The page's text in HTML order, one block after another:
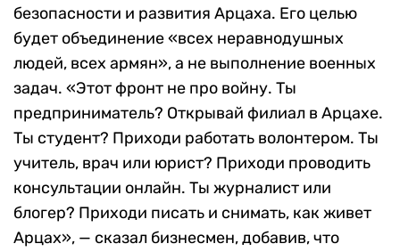
безопасности и развития Арцаха. Его целью
будет объединение «всех неравнодушных
людей, всех армян», а не выполнение военных
задач. «Этот фронт не про войну. Ты
предприниматель? Открывай филиал в Арцахе.
Ты студент? Приходи работать волонтером. Ты
учитель, врач или юрист? Приходи проводить
консультации онлайн. Ты журналист или
блогер? Приходи писать и снимать, как живет
Арцах», — сказал бизнесмен, добавив, что